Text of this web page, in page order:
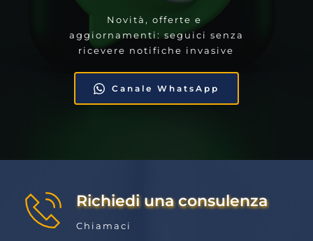
Novità, offerte e
aggiornamenti: seguici senza
ricevere notifiche invasive
Canale WhatsApp
Richiedi una consulenza
Chiamaci